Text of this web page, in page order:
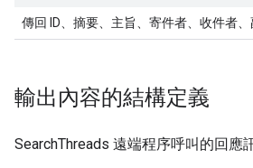
傳回 ID、摘要、主旨、寄件者、收件者、
輸出內容的結構定義
SearchThreads 遠端程序呼叫的回應